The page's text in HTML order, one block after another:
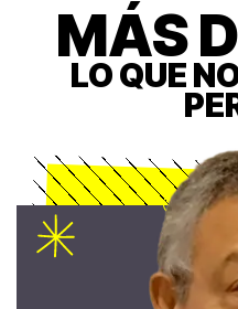
MÁS
LO QUE